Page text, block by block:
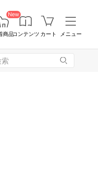
New
商品コンテンツ カート メニュー